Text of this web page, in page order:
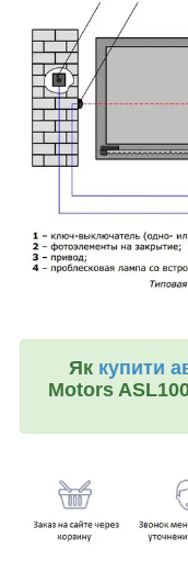
Як купити
Motors